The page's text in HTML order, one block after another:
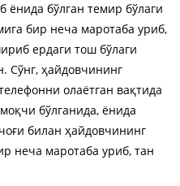
ёнида бўлган темир бўлаги
бир неча маротаба уриб,
ердаги тош бўлаги
Сўнг, ҳайдовчининг
олаётган вақтида
бўлганида, ёнида
билан ҳайдовчининг
неча маротаба уриб, тан